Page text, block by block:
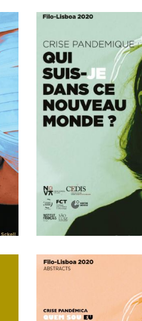
Crise
suis-je dans
monde?
FULL TEXT
CLICK HERE
ACCESS
FULL TEXT
CLICK HERE